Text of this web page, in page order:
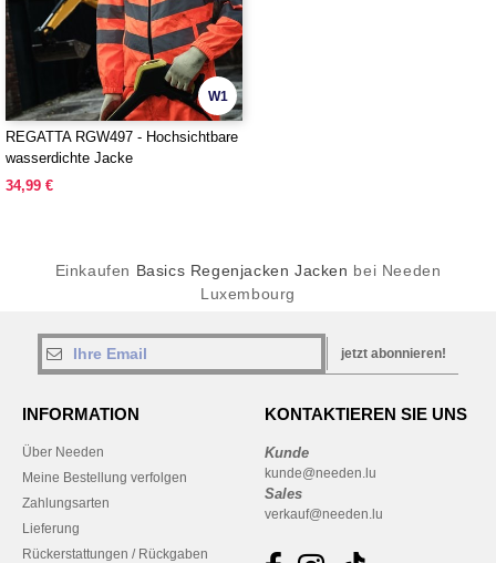
W1
REGATTA RGW497 - Hochsichtbare
wasserdichte Jacke
34,99 €
Einkaufen Basics Regenjacken Jacken bei Needen
Luxembourg
jetzt abonnieren!
INFORMATION
Über Needen
Meine Bestellung verfolgen
Zahlungsarten
Lieferung
Rückerstattungen / Rückgaben
KONTAKTIEREN SIE UNS
Kunde
kunde@needen.lu
Sales
verkauf@needen.lu